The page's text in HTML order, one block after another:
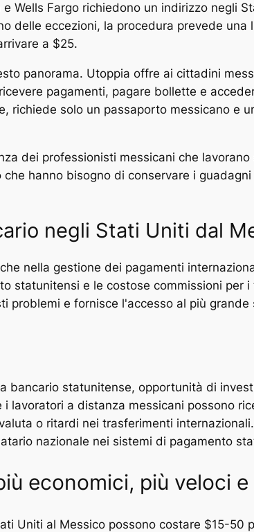
Wells Fargo richiedono un indirizzo negli
delle eccezioni, la procedura prevede
a $25.
panorama. Utoppia offre ai cittadini
pagamenti, pagare bollette e
richiede solo un passaporto messicano e
dei professionisti messicani che
hanno bisogno di conservare i
negli Stati Uniti dal
nella gestione dei pagamenti
statunitensi e le costose commissioni per
problemi e fornisce l'accesso al più
bancario statunitense, opportunità di
lavoratori a distanza messicani possono
o ritardi nei trasferimenti
nazionale nei sistemi di pagamento
economici, più veloci
Uniti al Messico possono costare $15-50